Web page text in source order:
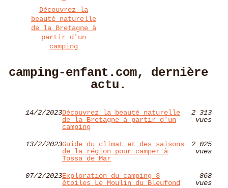
Découvrez la
beauté naturelle
de la Bretagne à
partir d'un
camping
camping-enfant.com, dernière
actu.
14/2/2023Découvrez la beauté naturelle
de la Bretagne à partir d'un
camping
2 313
vues
13/2/2023Guide du climat et des saisons
de la région pour camper à
Tossa de Mar
2 025
vues
07/2/2023Exploration du camping 3
étoiles Le Moulin du Bleufond
868
vues